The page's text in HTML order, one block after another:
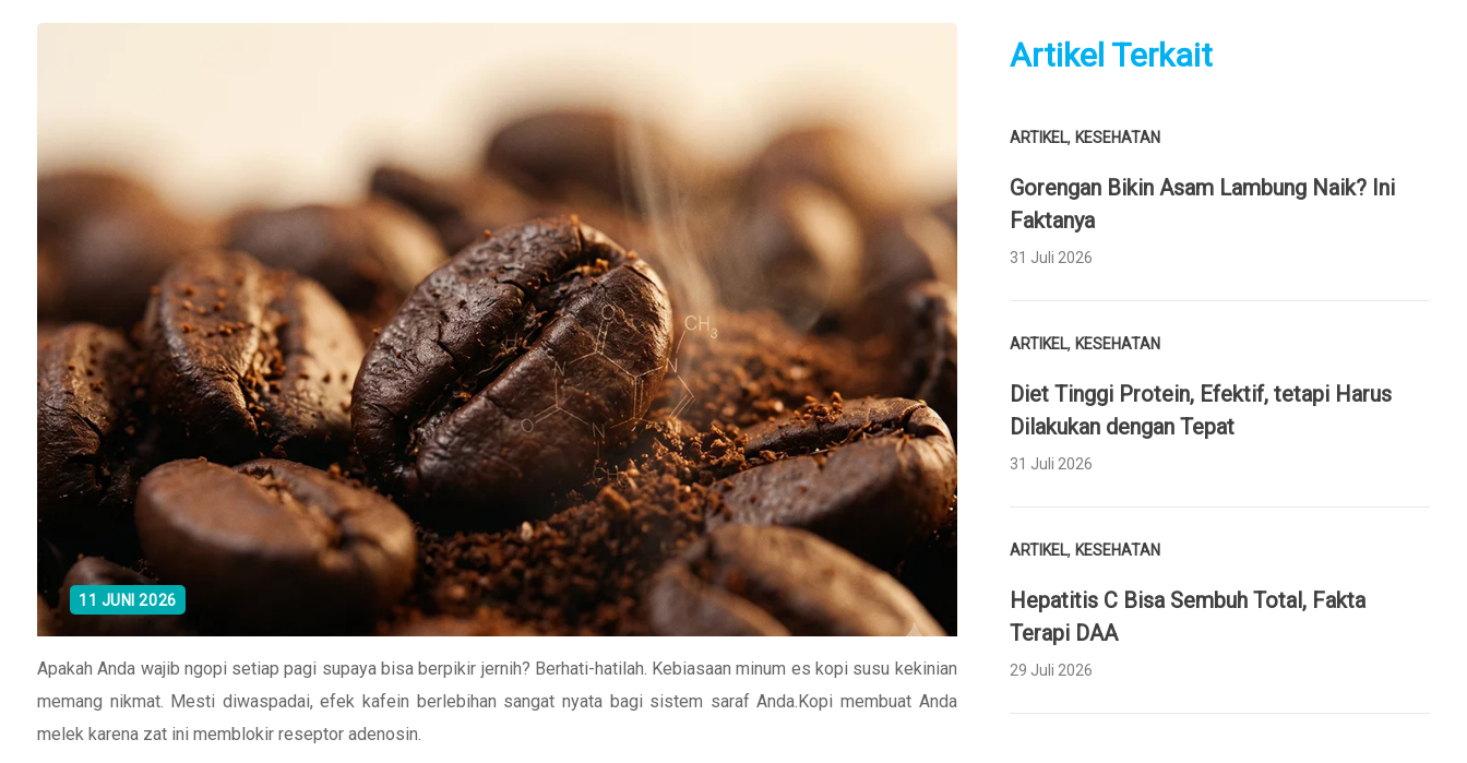
11 JUNI 2026
Apakah Anda wajib ngopi setiap pagi supaya bisa berpikir jernih? Berhati-hatilah. Kebiasaan minum es kopi susu kekinian
memang nikmat. Mesti diwaspadai, efek kafein berlebihan sangat nyata bagi sistem saraf Anda.Kopi membuat Anda
melek karena zat ini memblokir reseptor adenosin.
Artikel Terkait
ARTIKEL, KESEHATAN
Gorengan Bikin Asam Lambung Naik? Ini
Faktanya
31 Juli 2026
ARTIKEL, KESEHATAN
Diet Tinggi Protein, Efektif, tetapi Harus
Dilakukan dengan Tepat
31 Juli 2026
ARTIKEL, KESEHATAN
Hepatitis C Bisa Sembuh Total, Fakta
Terapi DAA
29 Juli 2026